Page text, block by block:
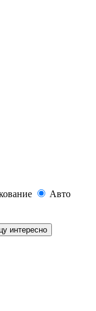
Авто
интересно